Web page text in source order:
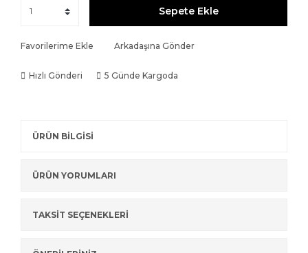
Sepete Ekle
Favorilerime Ekle Arkadaşına Gönder
Hızlı Gönderi 5 Günde Kargoda
ÜRÜN BİLGİSİ
ÜRÜN YORUMLARI
TAKSİT SEÇENEKLERİ